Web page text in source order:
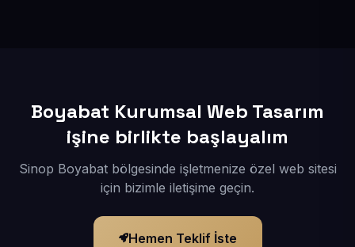
Boyabat Kurumsal Web Tasarım
işine birlikte başlayalım
Sinop Boyabat bölgesinde işletmenize özel web sitesi
için bizimle iletişime geçin.
Hemen Teklif İste